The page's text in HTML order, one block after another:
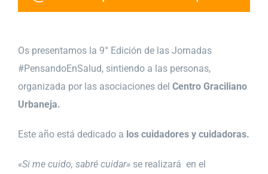
Os presentamos la 9° Edición de las Jornadas
#PensandoEnSalud, sintiendo a las personas,
organizada por las asociaciones del Centro Graciliano
Urbaneja.
Este año está dedicado a los cuidadores y cuidadoras.
«Si me cuido, sabré cuidar» se realizará en el